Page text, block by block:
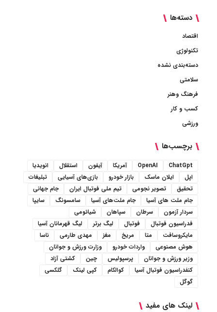
دسته‌ها
اقتصاد
تکنولوژی
دسته‌بندی نشده
سلامتی
فرهنگ وهنر
کسب و کار
ورزشی
برچسب‌ها
ChatGpt
OpenAI آمریکا آیفون استقلال
انویدیا
اپل
ایلان ماسک بازار خودرو بازی‌های آسیایی
تبلیغات
تحقیق
تصویر نجومی تیم ملی فوتبال ایران
جام جهانی
جام ملت های آسیا
جام ملت‌های آسیا سامسونگ
سایپا
سردار آزمون
سرطان سپاهان
شیائومی
فدراسیون فوتبال
فوتبال لیگ برتر
لیگ قهرمانان آسیا
مایکروسافت
متا مریخ مغز مهدی طارمی
ناسا
هوش مصنوعی
واردات خودرو
وزارت ورزش و جوانان
وزیر ورزش و جوانان
پرسپولیس چین
کشتی آزاد
کنفدراسیون فوتبال آسیا
کوالکام کپی لینک
گلکسی
گوگل
لینک های مفید